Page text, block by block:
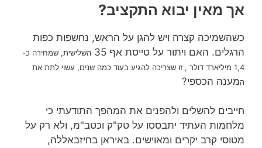
אך מאין יבוא התקציב?
כשהשמיכה קצרה ויש להגן על הראש, נחשפות כפות
הרגלים. האם ויתור על טייסת אף 35
השלישית, שמחירה כ-
1,4 מיליארד דולר , זו שצריכה להגיע בעוד כמה שנים, עשוי לתת את
המענה הכספי?
חייבים להשלים ולהפנים את המהפך התודעתי כי
מלחמות העתיד יתבססו על טק"ק וכטב"מ, ולא רק על
מטוסי קרב יקרים ומאוישים. באיראן בחיזבאללה,